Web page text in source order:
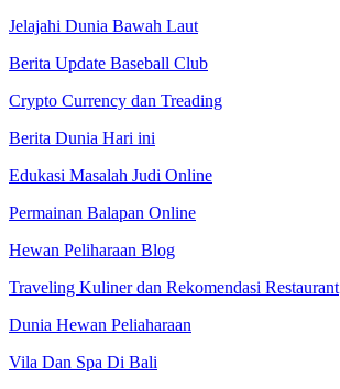
Jelajahi Dunia Bawah Laut
Berita Update Baseball Club
Crypto Currency dan Treading
Berita Dunia Hari ini
Edukasi Masalah Judi Online
Permainan Balapan Online
Hewan Peliharaan Blog
Traveling Kuliner dan Rekomendasi Restaurant
Dunia Hewan Peliaharaan
Vila Dan Spa Di Bali